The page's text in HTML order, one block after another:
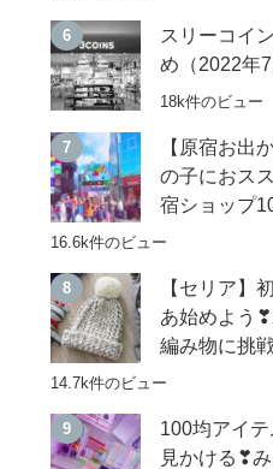
スリーコイ
め（2022年7
18k件のビュー
【原宿お出
の子におス
宿ショップ
16.6k件のビュー
【セリア】
あ始めよう
編み物に挑
14.7k件のビュー
100均アイ
見かける❣